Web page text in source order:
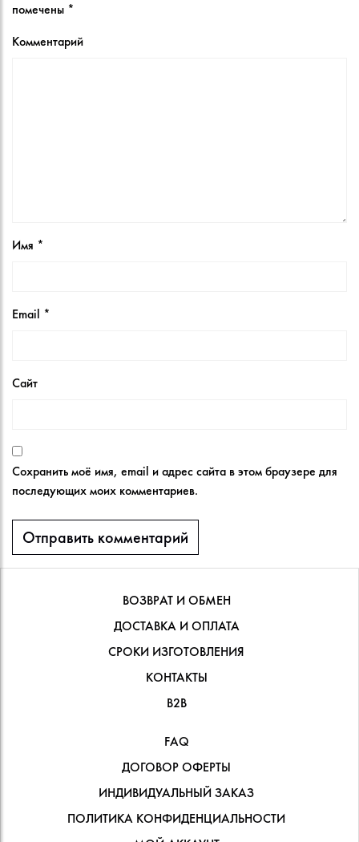
помечены *
Комментарий
Имя *
Email *
Сайт
Сохранить моё имя, email и адрес сайта в этом браузере для
последующих моих комментариев.
ВОЗВРАТ И ОБМЕН
ДОСТАВКА И ОПЛАТА
СРОКИ ИЗГОТОВЛЕНИЯ
КОНТАКТЫ
В2В
FAQ
ДОГОВОР ОФЕРТЫ
ИНДИВИДУАЛЬНЫЙ ЗАКАЗ
ПОЛИТИКА КОНФИДЕНЦИАЛЬНОСТИ